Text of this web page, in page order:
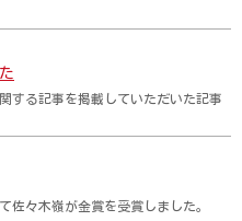
する記事を掲載していただいた記事
佐々木嶺が金賞を受賞しました。